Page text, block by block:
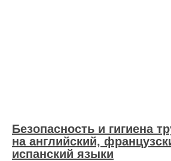
Безопасность и гигиена
на английский,
испанский языки